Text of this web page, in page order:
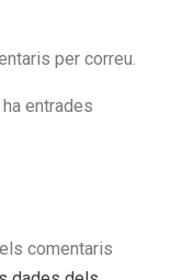
per correu.
entrades
comentaris